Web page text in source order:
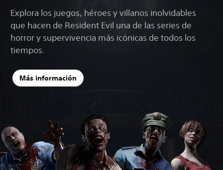
Explora los juegos, héroes y villanos inolvidables
que hacen de Resident Evil una de las series de
horror y supervivencia más icónicas de todos los
tiempos.
Más información